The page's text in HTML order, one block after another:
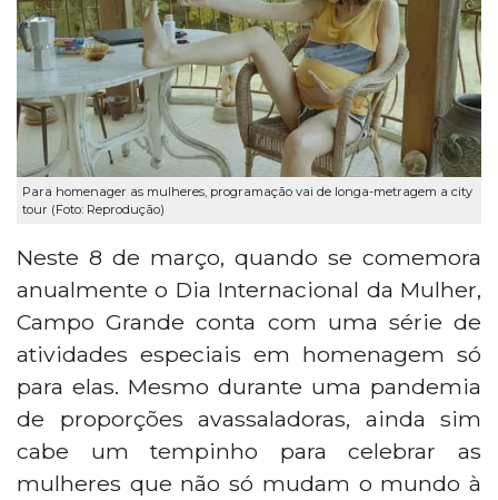
Para homenager as mulheres, programação vai de longa-metragem a city
tour (Foto: Reprodução)
Neste 8 de março, quando se comemora
anualmente o Dia Internacional da Mulher,
Campo Grande conta com uma série de
atividades especiais em homenagem só
para elas. Mesmo durante uma pandemia
de proporções avassaladoras, ainda sim
cabe um tempinho para celebrar as
mulheres que não só mudam o mundo à